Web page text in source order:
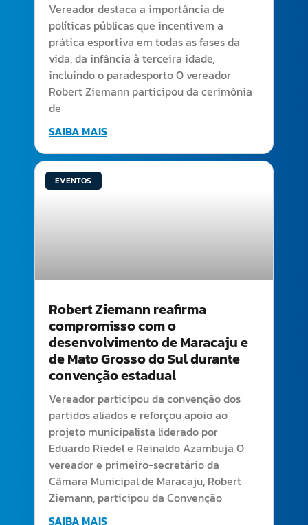
Vereador destaca a importância de
políticas públicas que incentivem a
prática esportiva em todas as fases da
vida, da infância à terceira idade,
incluindo o paradesporto O vereador
Robert Ziemann participou da cerimônia
de
SAIBA MAIS
EVENTOS
Robert Ziemann reafirma
compromisso com o
desenvolvimento de Maracaju e
de Mato Grosso do Sul durante
convenção estadual
Vereador participou da convenção dos
partidos aliados e reforçou apoio ao
projeto municipalista liderado por
Eduardo Riedel e Reinaldo Azambuja O
vereador e primeiro-secretário da
Câmara Municipal de Maracaju, Robert
Ziemann, participou da Convenção
SAIBA MAIS